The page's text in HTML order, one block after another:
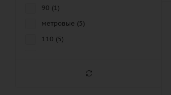
90 (1)
метровые (5)
110 (5)